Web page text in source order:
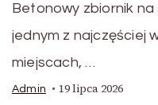
Betonowy zbiornik
jednym z najczęściej
miejscach, …
Admin 19 lipca 2026